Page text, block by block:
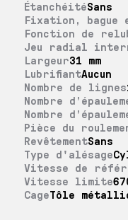
ÉtanchéitéSans
Fixation, bague
Fonction de
Jeu radial
Largeur31 mm
LubrifiantAucun
Nombre de lignes
Nombre
Nombre
Pièce du
RevêtementSans
Type d'alésage
Vitesse de
Vitesse limite
CageTôle